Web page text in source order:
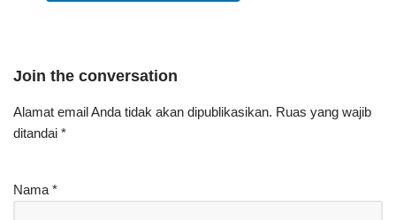
Join the conversation
Alamat email Anda tidak akan dipublikasikan. Ruas yang wajib
ditandai *
Nama *